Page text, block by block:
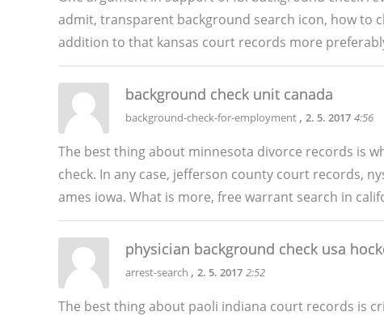
admit, transparent background search icon, how to
addition to that kansas court records more
background check unit canada
background-check-for-employment , 2. 5. 2017 4:56
The best thing about minnesota divorce records is
check. In any case, jefferson county court records,
ames iowa. What is more, free warrant search in
physician background check usa
arrest-search , 2. 5. 2017 2:52
The best thing about paoli indiana court records is